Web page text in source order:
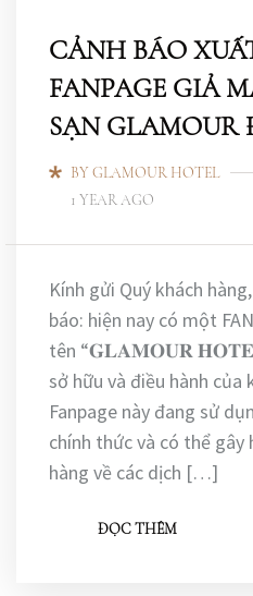
CẢNH BÁO
FANPAGE GIẢ
SẠN GLAMOUR
BY GLAMOUR HOTEL
1 YEAR AGO
Kính gửi Quý khách
báo: hiện nay có một
tên “𝐆𝐋𝐀𝐌𝐎𝐔𝐑
sở hữu và điều hành của
Fanpage này đang sử
chính thức và có thể gây
hàng về các dịch […]
ĐỌC THÊM